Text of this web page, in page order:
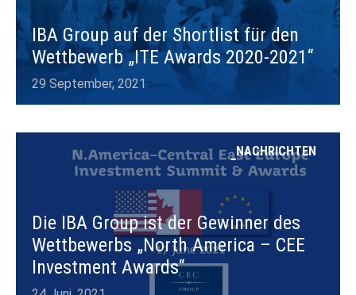
IBA Group auf der Shortlist für den
Wettbewerb „ITE Awards 2020-2021“
29 September, 2021
NACHRICHTEN
Die IBA Group ist der Gewinner des
Wettbewerbs „North America – CEE
Investment Awards“